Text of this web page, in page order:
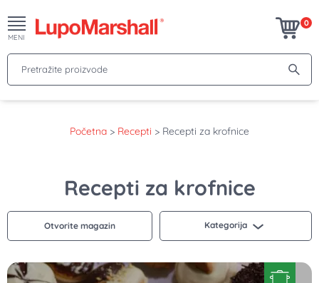
MENI
0
Pretražite proizvode
Početna > Recepti > Recepti za krofnice
Otvorite magazin
Recepti za krofnice
Kategorija